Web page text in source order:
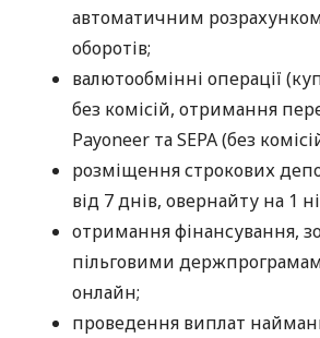
автоматичним
оборотів;
валютообмінні операції
без комісій, отримання
Payoneer та SEPA (без
розміщення строкових
від 7 днів, овернайту на 1
отримання фінансування,
пільговими
онлайн;
проведення виплат